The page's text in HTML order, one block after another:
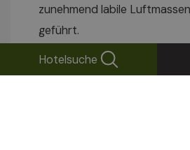
zunehmend labile
geführt.
Heute
Hotelsuche